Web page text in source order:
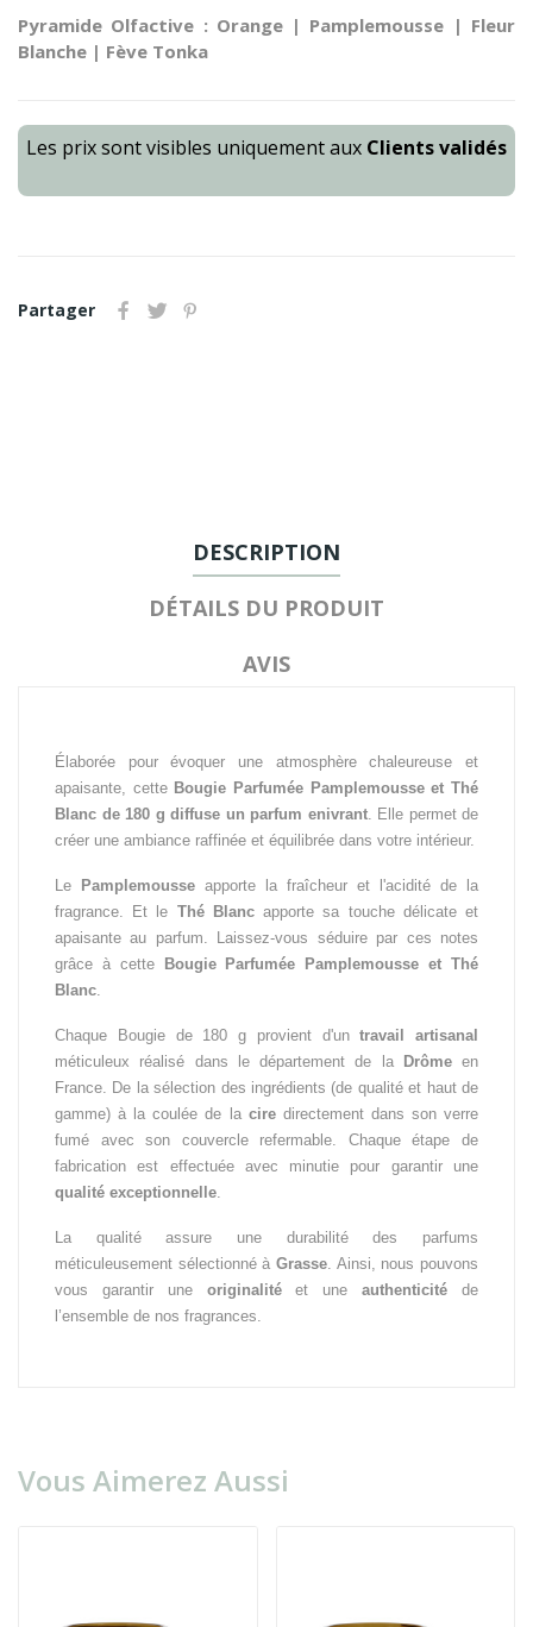
Pyramide Olfactive : Orange | Pamplemousse | Fleur
Blanche | Fève Tonka
Les prix sont visibles uniquement aux Clients validés
Partager
DESCRIPTION
DÉTAILS DU PRODUIT
AVIS
Élaborée pour évoquer une atmosphère chaleureuse et
apaisante, cetteBougie Parfumée Pamplemousse et Thé
Blanc de 180 g diffuse un parfum enivrant. Elle permet de
créer une ambiance raffinée et équilibrée dans votre intérieur.
Le Pamplemousse apporte la fraîcheur et l'acidité de la
fragrance. Et le Thé Blancapporte sa touche délicate et
apaisante au parfum. Laissez-vous séduire par ces notes
grâce à cette Bougie Parfumée Pamplemousse et Thé
Blanc
Chaque Bougie de 180 g provient d'untravail artisanal
méticuleux réalisé dans le département de la Drômeen
France. De la sélection des ingrédients (de qualité et haut de
gamme) à la coulée de la ciredirectement dans son verre
fumé avec son couvercle refermable. Chaque étape de
fabrication est effectuée avec minutie pour garantir une
qualité exceptionnelle
La qualité assure une durabilité des parfums
méticuleusement sélectionné à Grasse . Ainsi, nous pouvons
vous garantir une originalitéet uneauthenticité de
l’ensemble de nos fragrances.
Vous Aimerez Aussi